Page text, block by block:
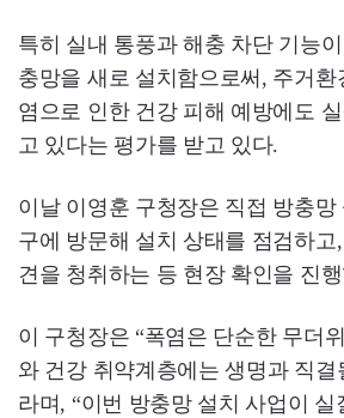
특히 실내 통풍과 해충 차단 기능
충망을 새로 설치함으로써, 주거환
염으로 인한 건강 피해 예방에도
고 있다는 평가를 받고 있다.
이날 이영훈 구청장은 직접 방충
구에 방문해 설치 상태를 점검하고
견을 청취하는 등 현장 확인을 진
이 구청장은 “폭염은 단순한 무더
와 건강 취약계층에는 생명과 직결
라며, “이번 방충망 설치 사업이 실